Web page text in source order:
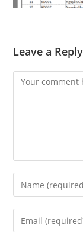
Leave a Reply
Comment
Enter
your
name
Enter
your